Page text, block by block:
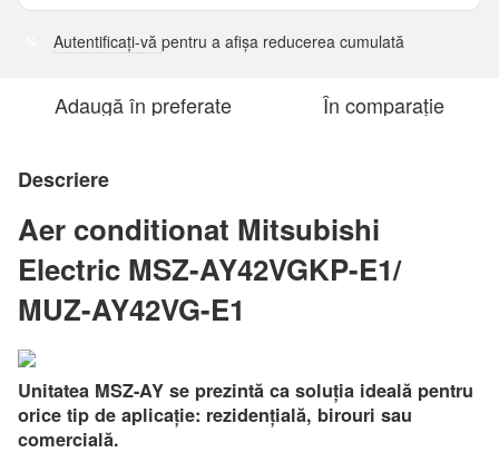
Autentificați-vă pentru a afișa reducerea cumulată
Adaugă în preferate În comparație
Descriere
Aer conditionat Mitsubishi
Electric MSZ-AY42VGKP-E1/
MUZ-AY42VG-E1
Unitatea MSZ-AY se prezintă ca soluția ideală pentru
orice tip de aplicație: rezidențială, birouri sau
comercială.